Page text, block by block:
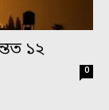
১২
0